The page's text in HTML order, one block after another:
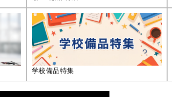
学校備品特集